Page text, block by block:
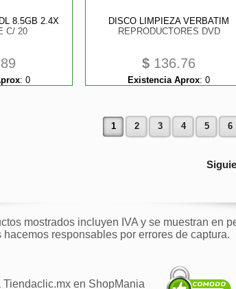
8.5GB 2.4X
C/ 20
: 0
DISCO LIMPIEZA VERBATIM
REPRODUCTORES DVD
$ 136.76
Existencia Aprox: 0
1 2 3 4 5 6
mostrados incluyen IVA y se muestran en
hacemos responsables por errores de captura.